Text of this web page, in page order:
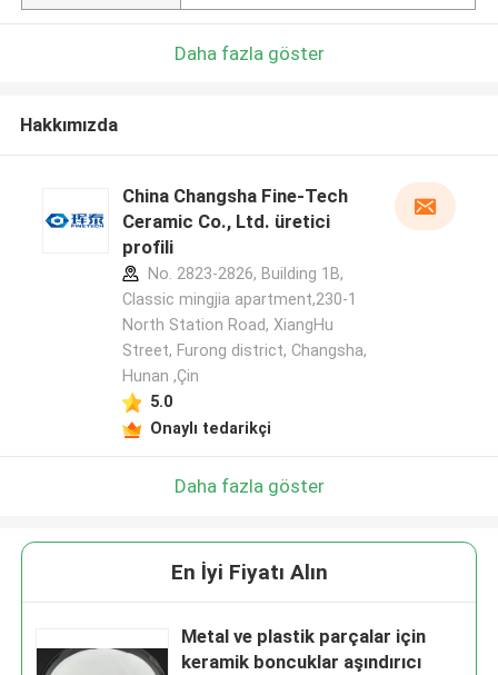
Daha fazla göster
Hakkımızda
China Changsha Fine-Tech
Ceramic Co., Ltd. üretici
profili
No. 2823-2826, Building 1B,
Classic mingjia apartment,230-1
North Station Road, XiangHu
Street, Furong district, Changsha,
Hunan ,Çin
5.0
Onaylı tedarikçi
Daha fazla göster
En İyi Fiyatı Alın
Metal ve plastik parçalar için
keramik boncuklar aşındırıcı